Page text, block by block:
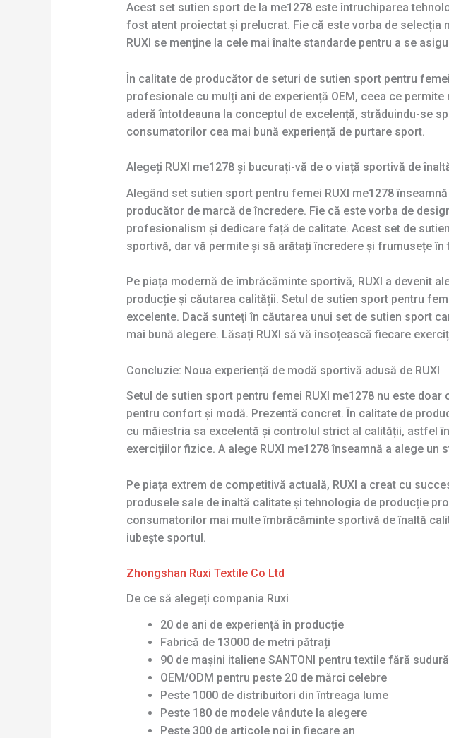
Acest set sutien sport de la me1278 este întruchiparea
fost atent proiectat și prelucrat. Fie că este vorba de
RUXI se menține la cele mai înalte standarde pentru a se
În calitate de producător de seturi de sutien sport pentru
profesionale cu mulți ani de experiență OEM, ceea ce
aderă întotdeauna la conceptul de excelență, străduindu-se
consumatorilor cea mai bună experiență de purtare sport.
Alegeți RUXI me1278 și bucurați-vă de o viață sportivă de
Alegând set sutien sport pentru femei RUXI me1278
producător de marcă de încredere. Fie că este vorba de
profesionalism și dedicare față de calitate. Acest set de
sportivă, dar vă permite și să arătați încredere și frumusețe
Pe piața modernă de îmbrăcăminte sportivă, RUXI a devenit
producție și căutarea calității. Setul de sutien sport pentru
excelente. Dacă sunteți în căutarea unui set de sutien sport
mai bună alegere. Lăsați RUXI să vă însoțească fiecare
Concluzie: Noua experiență de modă sportivă adusă de RUXI
Setul de sutien sport pentru femei RUXI me1278 nu este
pentru confort și modă. Prezentă concret. În calitate de
cu măiestria sa excelentă și controlul strict al calității, astfel
exercițiilor fizice. A alege RUXI me1278 înseamnă a alege un
Pe piața extrem de competitivă actuală, RUXI a creat cu
produsele sale de înaltă calitate și tehnologia de producție
consumatorilor mai multe îmbrăcăminte sportivă de înaltă
iubește sportul.
Zhongshan Ruxi Textile Co Ltd
De ce să alegeți compania Ruxi
20 de ani de experiență în producție
Fabrică de 13000 de metri pătrați
90 de mașini italiene SANTONI pentru textile fără sudură
OEM/ODM pentru peste 20 de mărci celebre
Peste 1000 de distribuitori din întreaga lume
Peste 180 de modele vândute la alegere
Peste 300 de articole noi în fiecare an